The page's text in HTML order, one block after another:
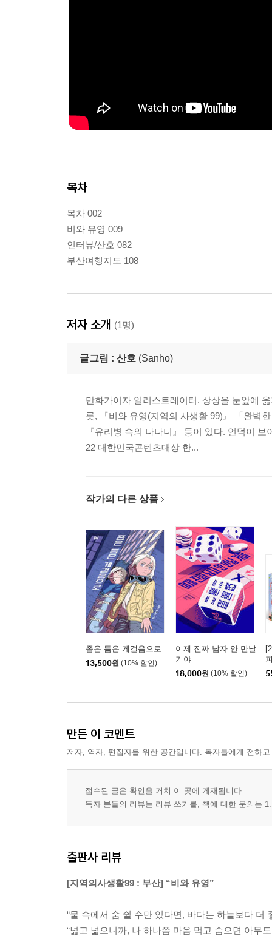
목차
목차 002
비와 유영 009
인터뷰/산호 082
부산여행지도 108
저자 소개 (1명)
글그림 : 산호 (Sanho)
만화가이자 일러스트레이터. 상상을 눈앞에
롯, 『비와 유영(지역의 사생활 99)』 「완벽
『유리병 속의 나나니』 등이 있다. 언덕이
22 대한민국콘텐츠대상 한...
작가의 다른 상품
좁은 틈은 게걸음으로
13,500원 (10% 할인)
이제 진짜 남자 안 만날
거야
18,000원 (10% 할인)
만든 이 코멘트
저자, 역자, 편집자를 위한 공간입니다. 독자들에게 전하
접수된 글은 확인을 거쳐 이 곳에 게재됩니다.
독자 분들의 리뷰는 리뷰 쓰기를, 책에 대한 문의는
출판사 리뷰
[지역의사생활99 : 부산] “비와 유영”
“물 속에서 숨 쉴 수만 있다면, 바다는 하늘보다 더
“넓고 넓으니까, 나 하나쯤 마음 먹고 숨으면 아무